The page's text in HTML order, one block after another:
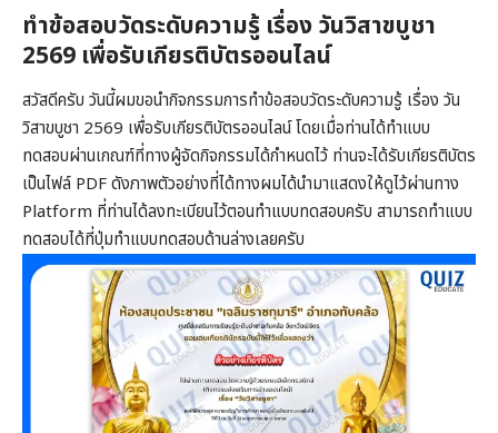
ทำข้อสอบวัดระดับความรู้ เรื่อง วันวิสาขบูชา
2569 เพื่อรับเกียรติบัตรออนไลน์
สวัสดีครับ วันนี้ผมขอนำกิจกรรมการทำข้อสอบวัดระดับความรู้ เรื่อง วัน
วิสาขบูชา 2569 เพื่อรับเกียรติบัตรออนไลน์ โดยเมื่อท่านได้ทำแบบ
ทดสอบผ่านเกณฑ์ที่ทางผู้จัดกิจกรรมได้กำหนดไว้ ท่านจะได้รับเกียรติบัตร
เป็นไฟล์ PDF ดังภาพตัวอย่างที่ได้ทางผมได้นำมาแสดงให้ดูไว้ผ่านทาง
Platform ที่ท่านได้ลงทะเบียนไว้ตอนทำแบบทดสอบครับ สามารถทำแบบ
ทดสอบได้ที่ปุ่มทำแบบทดสอบด้านล่างเลยครับ